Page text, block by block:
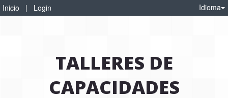
Inicio | Login Idioma
TALLERES DE
CAPACIDADES